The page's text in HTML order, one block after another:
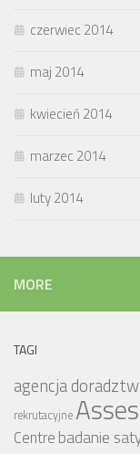
czerwiec 2014
maj 2014
kwiecień 2014
marzec 2014
luty 2014
MORE
TAGI
agencja
rekrutacyjne
Centre badanie